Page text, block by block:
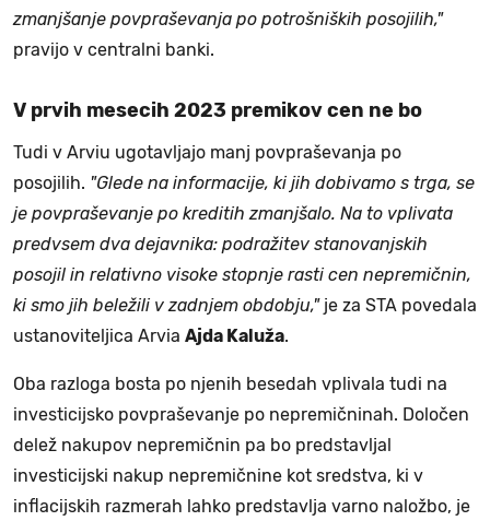
zmanjšanje povpraševanja po potrošniških posojilih,"
pravijo v centralni banki.
V prvih mesecih 2023 premikov cen ne bo
Tudi v Arviu ugotavljajo manj povpraševanja po
posojilih. "Glede na informacije, ki jih dobivamo s trga, se
je povpraševanje po kreditih zmanjšalo. Na to vplivata
predvsem dva dejavnika: podražitev stanovanjskih
posojil in relativno visoke stopnje rasti cen nepremičnin,
ki smo jih beležili v zadnjem obdobju,"je za STA povedala
ustanoviteljica Arvia Ajda Kaluža.
Oba razloga bosta po njenih besedah vplivala tudi na
investicijsko povpraševanje po nepremičninah. Določen
delež nakupov nepremičnin pa bo predstavljal
investicijski nakup nepremičnine kot sredstva, ki v
inflacijskih razmerah lahko predstavlja varno naložbo, je